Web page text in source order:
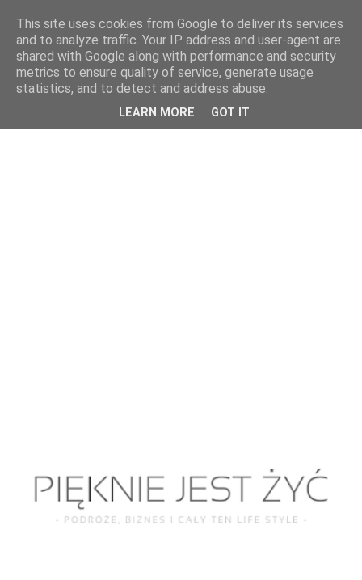
This site uses cookies from Google to deliver its services
and to analyze traffic. Your IP address and user-agent are
shared with Google along with performance and security
metrics to ensure quality of service, generate usage
statistics, and to detect and address abuse.
LEARN MORE GOT IT